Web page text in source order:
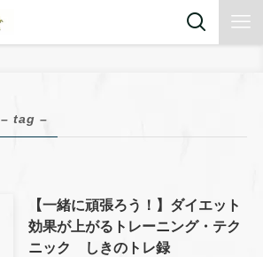
– tag –
【一緒に頑張ろう！】ダイエット
効果が上がるトレーニング・テク
ニック しきのトレ録